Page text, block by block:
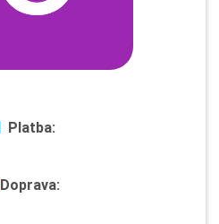
Platba:
Doprava: